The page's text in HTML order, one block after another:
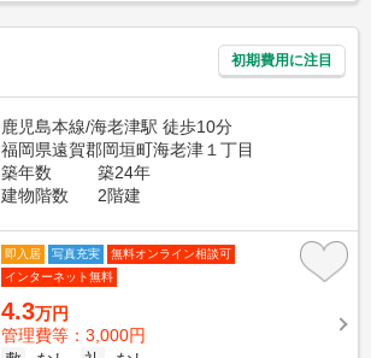
初期費用に注目
鹿児島本線/海老津駅 徒歩10分
福岡県遠賀郡岡垣町海老津１丁目
築年数
築24年
建物階数
2階建
即入居 写真充実
無料オンライン相談可
インターネット無料
4.3万円
管理費等：3,000円